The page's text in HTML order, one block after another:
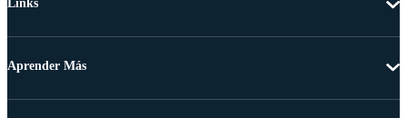
Links
Aprender Más